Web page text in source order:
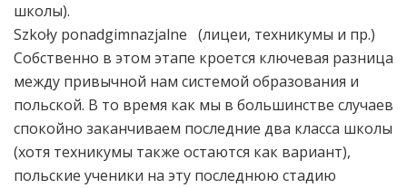
школы).
Szkoły ponadgimnazjalne (лицеи, техникумы и пр.)
Собственно в этом этапе кроется ключевая разница
между привычной нам системой образования и
польской. В то время как мы в большинстве случаев
спокойно заканчиваем последние два класса школы
(хотя техникумы также остаются как вариант),
польские ученики на эту последнюю стадию